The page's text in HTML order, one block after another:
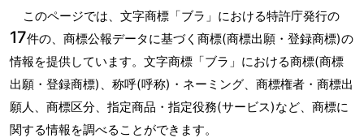
このページでは、文字商標「ブラ」における特許庁発行の
17件の、商標公報データに基づく商標(商標出願・登録商標)の
情報を提供しています。文字商標「ブラ」における商標(商標
出願・登録商標)、称呼(呼称)・ネーミング、商標権者・商標出
願人、商標区分、指定商品・指定役務(サービス)など、商標に
関する情報を調べることができます。